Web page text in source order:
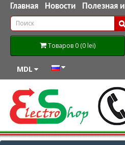
Главная Новости Полезная
Товаров 0 (0 lei)
MDL